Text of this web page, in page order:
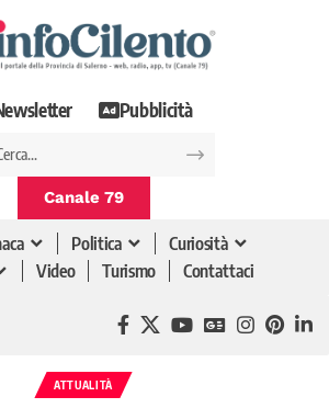
Pubblicità
Canale 79
Politica
Curiosità
Video Turismo Contattaci
ATTUALITÀ